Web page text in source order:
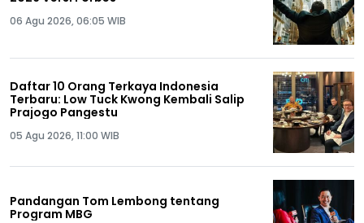
06 Agu 2026, 06:05 WIB
Daftar 10 Orang Terkaya Indonesia
Terbaru: Low Tuck Kwong Kembali Salip
Prajogo Pangestu
05 Agu 2026, 11:00 WIB
Pandangan Tom Lembong tentang
Program MBG